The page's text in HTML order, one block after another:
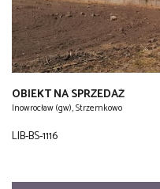
OBIEKT NA SPRZEDAŻ
Inowrocław (gw), Strzemkowo
LIB-BS-1116